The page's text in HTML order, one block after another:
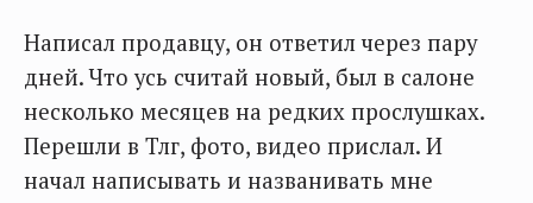
Написал продавцу, он ответил через пару
дней. Что усь считай новый, был в салоне
несколько месяцев на редких прослушках.
Перешли в Тлг, фото, видео прислал. И
начал написывать и названивать мне